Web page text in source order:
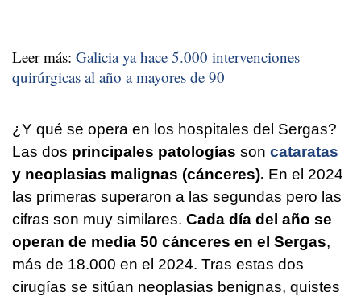
Leer más: Galicia ya hace 5.000 intervenciones
quirúrgicas al año a mayores de 90
¿Y qué se opera en los hospitales del Sergas?
Las dos principales patologías son cataratas
y neoplasias malignas (cánceres). En el 2024
las primeras superaron a las segundas pero las
cifras son muy similares. Cada día del año se
operan de media 50 cánceres en el Sergas,
más de 18.000 en el 2024. Tras estas dos
cirugías se sitúan neoplasias benignas, quistes